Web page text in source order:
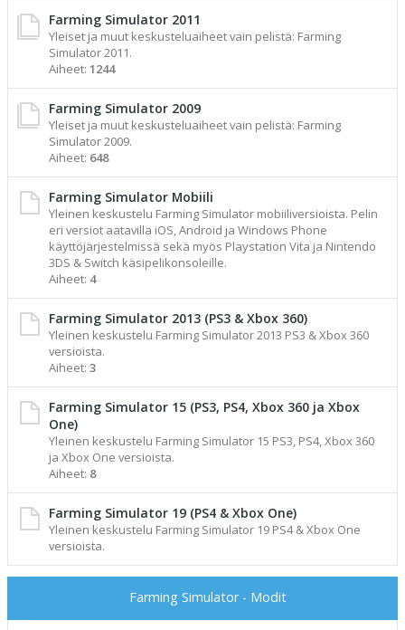
Farming Simulator 2011
Yleiset ja muut keskusteluaiheet vain pelistä: Farming
Simulator 2011.
Aiheet: 1244
Farming Simulator 2009
Yleiset ja muut keskusteluaiheet vain pelistä: Farming
Simulator 2009.
Aiheet: 648
Farming Simulator Mobiili
Yleinen keskustelu Farming Simulator mobiiliversioista. Pelin
eri versiot aatavilla iOS, Android ja Windows Phone
käyttöjärjestelmissä sekä myös Playstation Vita ja Nintendo
3DS & Switch käsipelikonsoleille.
Aiheet: 4
Farming Simulator 2013 (PS3 & Xbox 360)
Yleinen keskustelu Farming Simulator 2013 PS3 & Xbox 360
versioista.
Aiheet: 3
Farming Simulator 15 (PS3, PS4, Xbox 360 ja Xbox
One)
Yleinen keskustelu Farming Simulator 15 PS3, PS4, Xbox 360
ja Xbox One versioista.
Aiheet: 8
Farming Simulator 19 (PS4 & Xbox One)
Yleinen keskustelu Farming Simulator 19 PS4 & Xbox One
versioista.
Farming Simulator - Modit